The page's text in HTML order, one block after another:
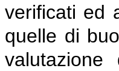
verificati ed
quelle di